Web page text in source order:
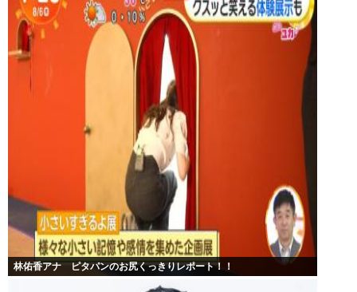
林佑香アナ ピタパンのお尻くっきりレポート！！